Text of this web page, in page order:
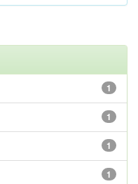
1
1
1
1